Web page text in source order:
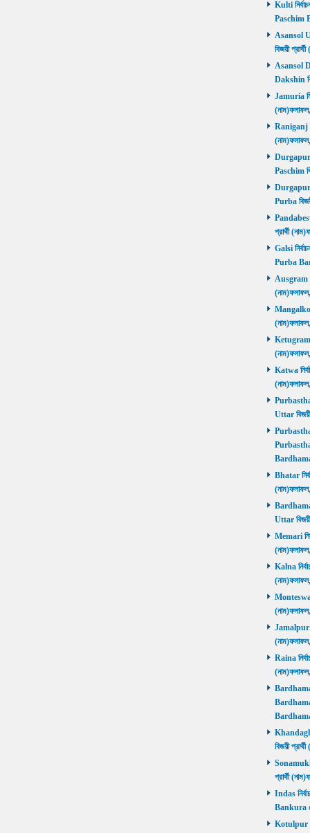
Kulti
Paschim
Asansol
বিজয়ী
Asansol
Dakshin
Jamuria
Raniganj
Durgapur
Paschim
Durgapur
Purba
প্রার্থী
Galsi
Purba
Ausgram
Mangalkot
Ketugram
Katwa
Uttar
Bhatar
Uttar
Memari
Kalna
Monteswar
Jamalpur
Raina
বিজয়ী
Sonamukhi
প্রার্থী
Indas
Bankura
Kotulpur